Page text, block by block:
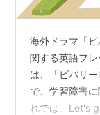
海外ドラマ「
関する英語フ
は、「ビバリ
で、学習障害
れでは、Let's